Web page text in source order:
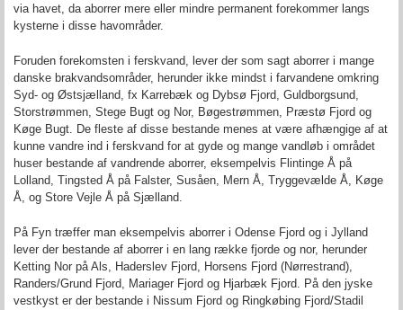
via havet, da aborrer mere eller mindre permanent forekommer langs
kysterne i disse havområder.
Foruden forekomsten i ferskvand, lever der som sagt aborrer i mange
danske brakvandsområder, herunder ikke mindst i farvandene omkring
Syd- og Østsjælland, fx Karrebæk og Dybsø Fjord, Guldborgsund,
Storstrømmen, Stege Bugt og Nor, Bøgestrømmen, Præstø Fjord og
Køge Bugt. De fleste af disse bestande menes at være afhængige af at
kunne vandre ind i ferskvand for at gyde og mange vandløb i området
huser bestande af vandrende aborrer, eksempelvis Flintinge Å på
Lolland, Tingsted Å på Falster, Susåen, Mern Å, Tryggevælde Å, Køge
Å, og Store Vejle Å på Sjælland.
På Fyn træffer man eksempelvis aborrer i Odense Fjord og i Jylland
lever der bestande af aborrer i en lang række fjorde og nor, herunder
Ketting Nor på Als, Haderslev Fjord, Horsens Fjord (Nørrestrand),
Randers/Grund Fjord, Mariager Fjord og Hjarbæk Fjord. På den jyske
vestkyst er der bestande i Nissum Fjord og Ringkøbing Fjord/Stadil